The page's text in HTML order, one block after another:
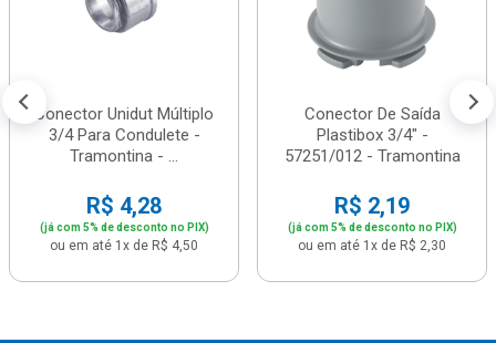
Conector Unidut Múltiplo
3/4 Para Condulete -
Tramontina - ...
R$ 4,28
(já com 5% de desconto no PIX)
ou em até 1x de R$ 4,50
Conector De Saída
Plastibox 3/4" -
57251/012 - Tramontina
R$ 2,19
(já com 5% de desconto no PIX)
ou em até 1x de R$ 2,30